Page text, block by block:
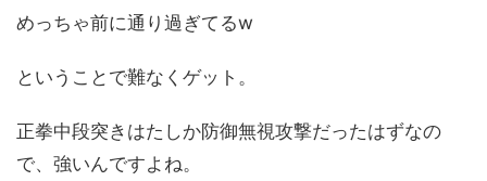
めっちゃ前に通り過ぎてるw
ということで難なくゲット。
正拳中段突きはたしか防御無視攻撃だったはずなの
で、強いんですよね。